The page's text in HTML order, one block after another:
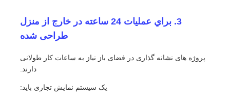
3. براي عمليات 24 ساعته در خارج از منزل
طراحی شده
پروژه های نشانه گذاری در فضای باز نیاز به ساعات کار طولانی
دارند.
یک سیستم نمایش تجاری باید: